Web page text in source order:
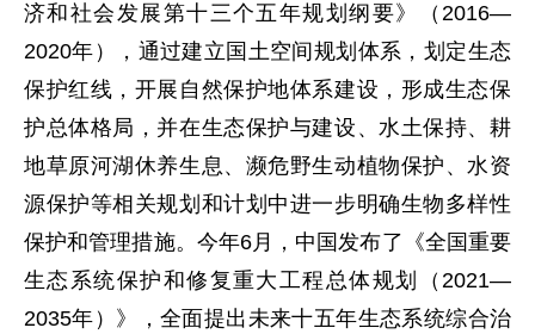
济和社会发展第十三个五年规划纲要》（2016—
2020年），通过建立国土空间规划体系，划定生态
保护红线，开展自然保护地体系建设，形成生态保
护总体格局，并在生态保护与建设、水土保持、耕
地草原河湖休养生息、濒危野生动植物保护、水资
源保护等相关规划和计划中进一步明确生物多样性
保护和管理措施。今年6月，中国发布了《全国重要
生态系统保护和修复重大工程总体规划（2021—
2035年）》，全面提出未来十五年生态系统综合治